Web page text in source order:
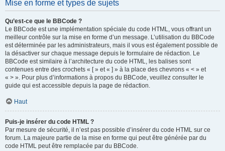
Mise en forme et types de sujets
Qu’est-ce que le BBCode ?
Le BBCode est une implémentation spéciale du code HTML, vous offrant un
meilleur contrôle sur la mise en forme d’un message. L’utilisation du BBCode
est déterminée par les administrateurs, mais il vous est également possible de
la désactiver sur chaque message depuis le formulaire de rédaction. Le
BBCode est similaire à l’architecture du code HTML, les balises sont
contenues entre des crochets « [ » et « ] » à la place des chevrons « < » et
« > ». Pour plus d’informations à propos du BBCode, veuillez consulter le
guide qui est accessible depuis la page de rédaction.
Haut
Puis-je insérer du code HTML ?
Par mesure de sécurité, il n’est pas possible d’insérer du code HTML sur ce
forum. La majeure partie de la mise en forme qui peut être générée par du
code HTML peut être remplacée par du BBCode.